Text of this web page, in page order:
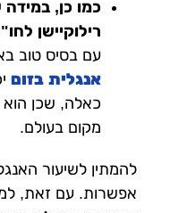
כמו כן,
רילוקיישן
עם בסיס טוב
אנגלית בזום
כאלה, שכן הוא
מקום בעולם.
להמתין לשיעור
אפשרות. עם זאת,